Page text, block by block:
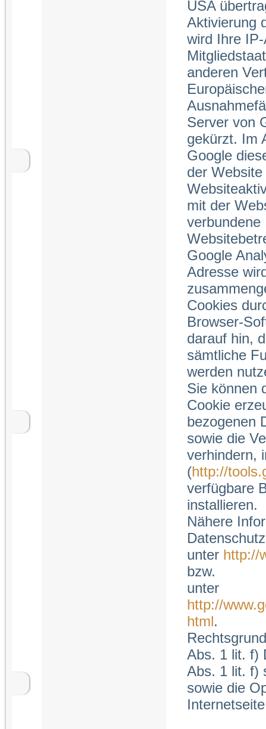
USA
Aktivierung
wird Ihre
anderen
Server von
gekürzt. Im
Google
der
mit der
verbundene
Google
Adresse
Cookies
Browser-
darauf hin,
sämtliche
werden
Sie können
Cookie
bezogenen
sowie die
verhindern,
(http://
verfügbare
installieren.
Nähere
unter http://
bzw.
unter
http://
html.
Abs. 1 lit. f)
Abs. 1 lit. f)
sowie die